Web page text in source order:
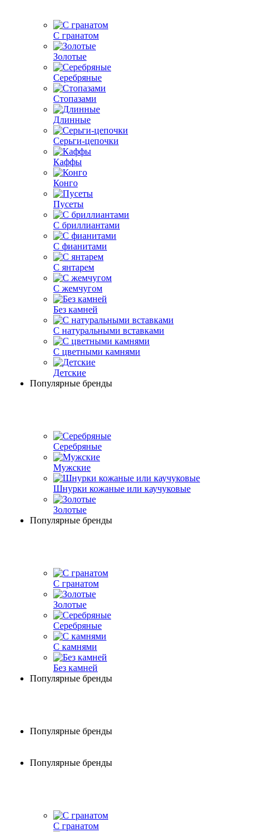
С гранатом
Золотые
Серебряные
Стопазами
Длинные
Серьги-цепочки
Каффы
Конго
Пусеты
С бриллиантами
С фианитами
С янтарем
С жемчугом
Без камней
С натуральными вставками
С цветными камнями
Детские
Популярные бренды
Серебряные
Мужские
Шнурки кожаные или каучуковые
Золотые
Популярные бренды
С гранатом
Золотые
Серебряные
С камнями
Без камней
Популярные бренды
Популярные бренды
Популярные бренды
С гранатом